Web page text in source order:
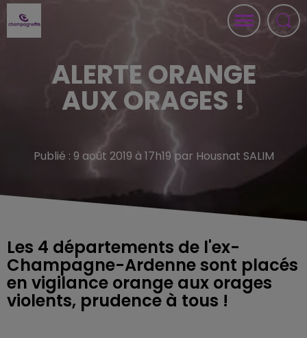
ALERTE ORANGE
AUX ORAGES !
Publié : 9 août 2019 à 17h19 par Housnat SALIM
Les 4 départements de l'ex-
Champagne-Ardenne sont placés
en vigilance orange aux orages
violents, prudence à tous !